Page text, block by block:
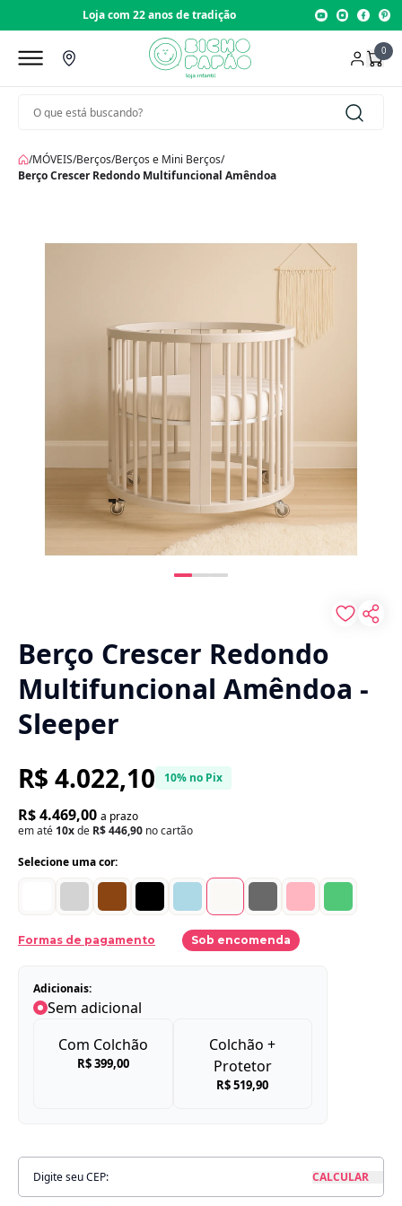
Loja com 22 anos de tradição
0
/MÓVEIS/Berços/Berços e Mini Berços/
Berço Crescer Redondo Multifuncional Amêndoa
Berço Crescer Redondo
Multifuncional Amêndoa -
Sleeper
R$ 4.022,10 10% no Pix
R$ 4.469,00 a prazo
em até 10xde R$ 446,90 no cartão
Selecione uma cor:
Formas de pagamento Sob encomenda
Adicionais:
Sem adicional
Com Colchão
R$ 399,00
Colchão +
Protetor
R$ 519,90